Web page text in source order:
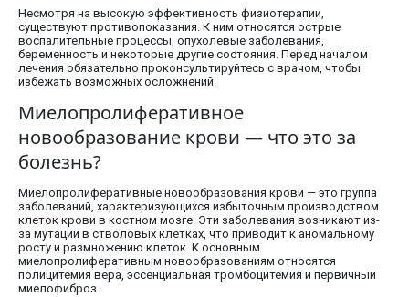
Несмотря на высокую эффективность физиотерапии,
существуют противопоказания. К ним относятся острые
воспалительные процессы, опухолевые заболевания,
беременность и некоторые другие состояния. Перед началом
лечения обязательно проконсультируйтесь с врачом, чтобы
избежать возможных осложнений.
Миелопролиферативное
новообразование крови — что это за
болезнь?
Миелопролиферативные новообразования крови — это группа
заболеваний, характеризующихся избыточным производством
клеток крови в костном мозге. Эти заболевания возникают из-
за мутаций в стволовых клетках, что приводит к аномальному
росту и размножению клеток. К основным
миелопролиферативным новообразованиям относятся
полицитемия вера, эссенциальная тромбоцитемия и первичный
миелофиброз.